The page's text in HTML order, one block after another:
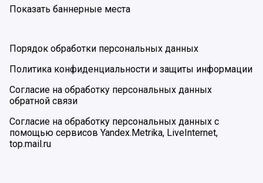
Показать баннерные места
Порядок обработки персональных данных
Политика конфиденциальности и защиты информации
Согласие на обработку персональных данных
обратной связи
Согласие на обработку персональных данных с
помощью сервисов Yandex.Metrika, LiveInternet,
top.mail.ru